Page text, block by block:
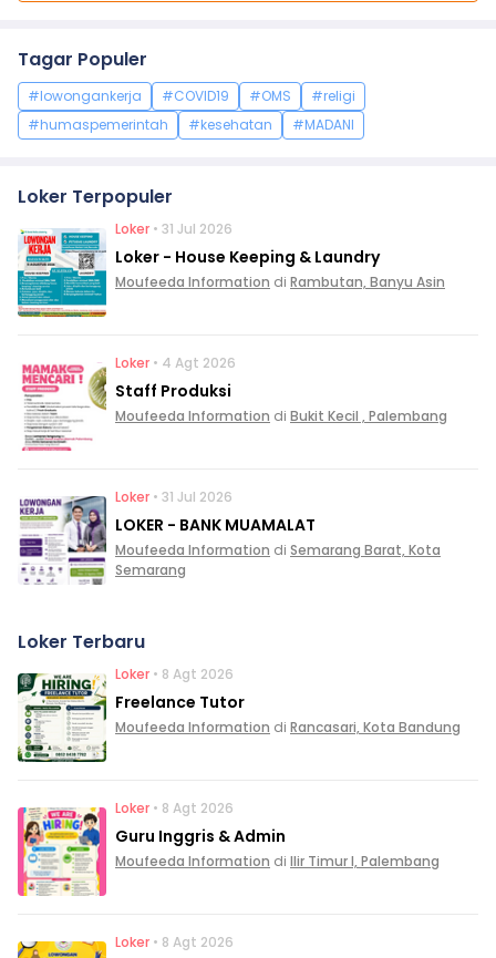
Tagar Populer
#lowongankerja #COVID19 #OMS
#religi
#humaspemerintah
#kesehatan #MADANI
Loker Terpopuler
Loker • 31 Jul 2026
Loker - House Keeping & Laundry
Moufeeda Information di Rambutan, Banyu Asin
Loker • 4 Agt 2026
Staff Produksi
Moufeeda Information di Bukit Kecil , Palembang
Loker • 31 Jul 2026
LOKER - BANK MUAMALAT
Moufeeda Information di Semarang Barat, Kota
Semarang
Loker Terbaru
Loker • 8 Agt 2026
Freelance Tutor
Moufeeda Information di Rancasari, Kota Bandung
Loker • 8 Agt 2026
Guru Inggris & Admin
Moufeeda Information di Ilir Timur I, Palembang
Loker • 8 Agt 2026